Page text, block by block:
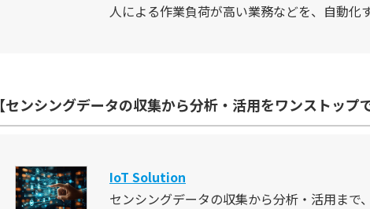
人による作業負荷が高い業務などを、自動化
【センシングデータの収集から分析・活用をワンストッ
IoT Solution
センシングデータの収集から分析・活用まで